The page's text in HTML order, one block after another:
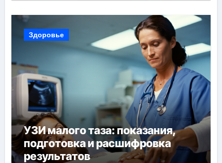
Здоровье
УЗИ малого таза: показания,
подготовка и расшифровка
результатов